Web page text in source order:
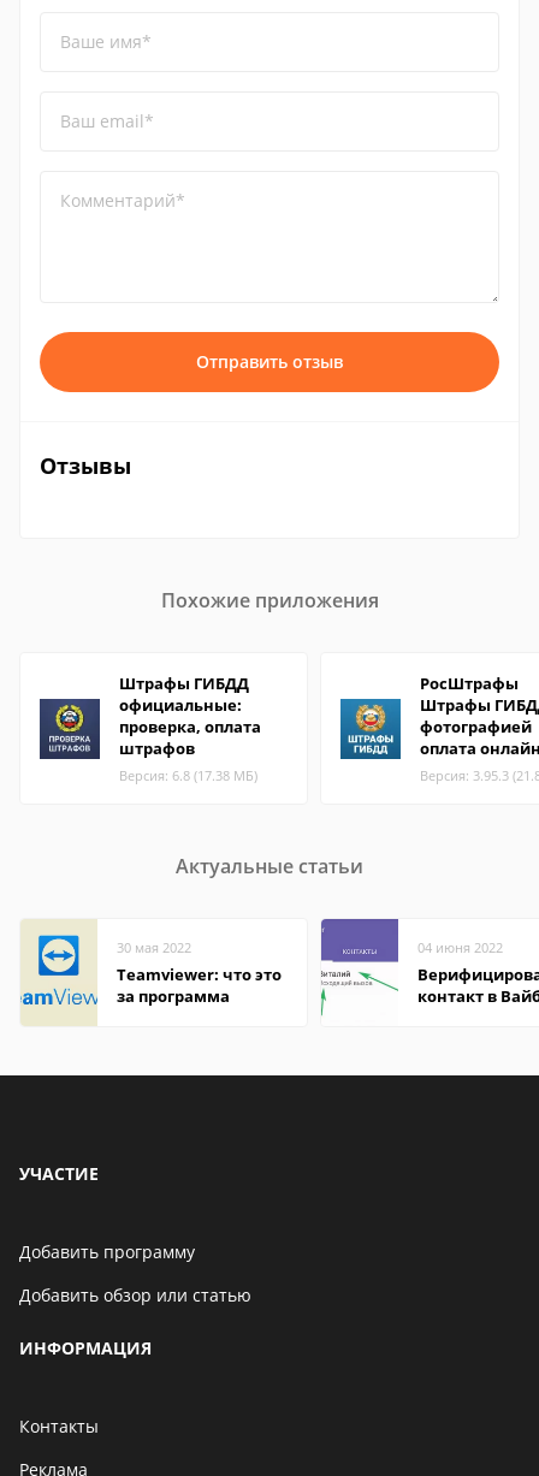
Ваше имя*
Ваш email*
Комментарий*
Отправить отзыв
Отзывы
Похожие приложения
Штрафы ГИБДД
официальные:
проверка, оплата
штрафов
Версия: 6.8 (17.38 МБ)
РосШтрафы
Штрафы
фотографией
оплата
Версия: 3.95.3
Актуальные статьи
30 мая 2022
Teamviewer: что это
за программа
04 июня 2022
контакт в
УЧАСТИЕ
Добавить программу
Добавить обзор или статью
ИНФОРМАЦИЯ
Контакты
Реклама